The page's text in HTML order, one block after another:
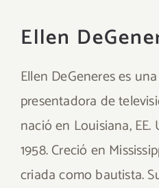
Ellen
Ellen DeGeneres es
presentadora de
nació en Louisiana,
1958. Creció en
criada como bautista.